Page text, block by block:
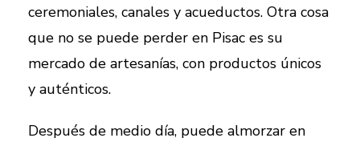
ceremoniales, canales y acueductos. Otra cosa
que no se puede perder en Pisac es su
mercado de artesanías, con productos únicos
y auténticos.
Después de medio día, puede almorzar en